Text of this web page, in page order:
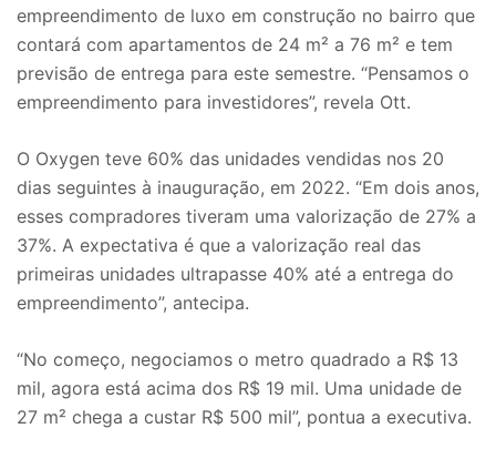
empreendimento de luxo em construção no bairro que
contará com apartamentos de 24 m² a 76 m² e tem
previsão de entrega para este semestre. “Pensamos o
empreendimento para investidores”, revela Ott.
O Oxygen teve 60% das unidades vendidas nos 20
dias seguintes à inauguração, em 2022. “Em dois anos,
esses compradores tiveram uma valorização de 27% a
37%. A expectativa é que a valorização real das
primeiras unidades ultrapasse 40% até a entrega do
empreendimento”, antecipa.
“No começo, negociamos o metro quadrado a R$ 13
mil, agora está acima dos R$ 19 mil. Uma unidade de
27 m² chega a custar R$ 500 mil”, pontua a executiva.